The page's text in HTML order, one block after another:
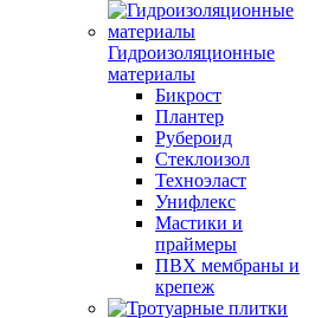
Гидроизоляционные
материалы
Бикрост
Плантер
Рубероид
Стеклоизол
Техноэласт
Унифлекс
Мастики и
праймеры
ПВХ мембраны и
крепеж